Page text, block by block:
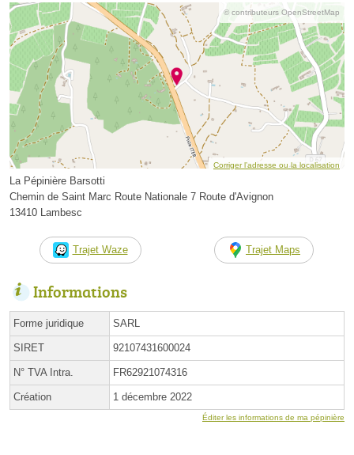
© contributeurs OpenStreetMap
Corriger l’adresse ou la localisation
La Pépinière Barsotti
Chemin de Saint Marc Route Nationale 7 Route d'Avignon
13410 Lambesc
Trajet Waze Trajet Maps
Informations
Forme juridique SARL
SIRET 92107431600024
N° TVA Intra. FR62921074316
Création 1 décembre 2022
Éditer les informations de ma pépinière